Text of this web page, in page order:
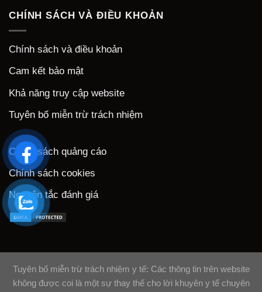
CHÍNH SÁCH VÀ ĐIỀU KHOẢN
Chính sách và điều khoản
Cam kết bảo mật
Khả năng truy cập website
Tuyên bố miễn trừ trách nhiệm
Chính sách quảng cáo
Chính sách cookies
Nguyên tắc đánh giá
Tuyên bố miễn trừ trách nhiệm y tế: Các thông tin trên website
không được coi là một sự thay thế cho lời khuyên y tế chuyên